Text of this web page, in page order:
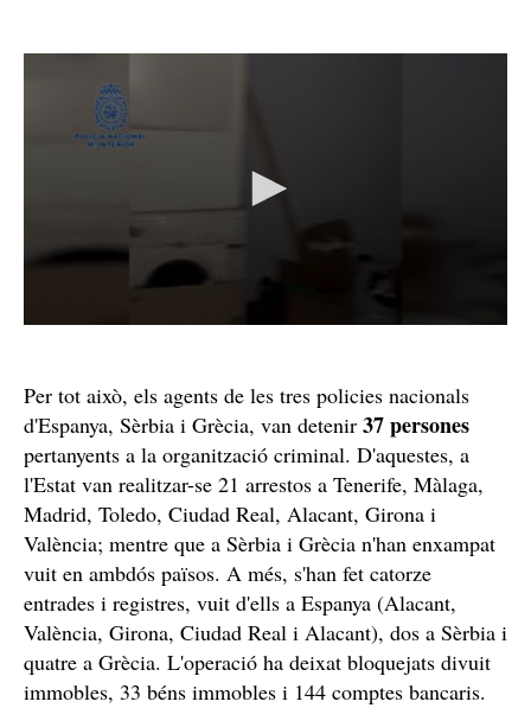
Per tot això, els agents de les tres policies nacionals
d'Espanya, Sèrbia i Grècia, van detenir 37 persones
pertanyents a la organització criminal. D'aquestes, a
l'Estat van realitzar-se 21 arrestos a Tenerife, Màlaga,
Madrid, Toledo, Ciudad Real, Alacant, Girona i
València; mentre que a Sèrbia i Grècia n'han enxampat
vuit en ambdós països. A més, s'han fet catorze
entrades i registres, vuit d'ells a Espanya (Alacant,
València, Girona, Ciudad Real i Alacant), dos a Sèrbia i
quatre a Grècia. L'operació ha deixat bloquejats divuit
immobles, 33 béns immobles i 144 comptes bancaris.